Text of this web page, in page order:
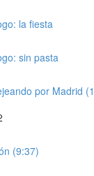
la fiesta
sin pasta
por Madrid
(9:37)